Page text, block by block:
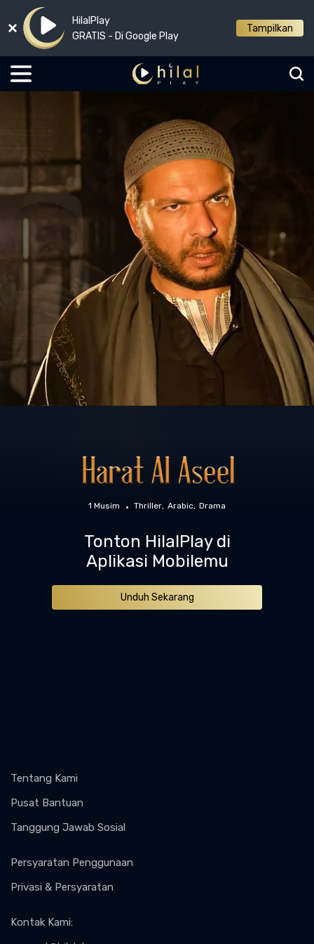
HilalPlay
GRATIS - Di Google Play
Tampilkan
1 Musim Thriller Arabic Drama
Tonton HilalPlay di
Aplikasi Mobilemu
Unduh Sekarang
Tentang Kami
Pusat Bantuan
Tanggung Jawab Sosial
Persyaratan Penggunaan
Privasi & Persyaratan
Kontak Kami: